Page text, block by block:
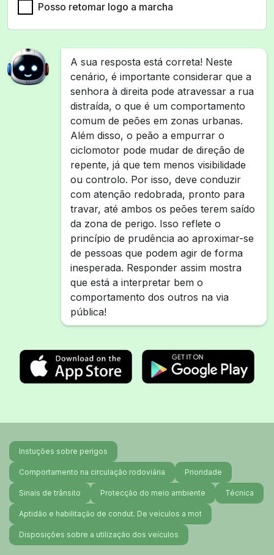
Posso retomar logo a marcha
A sua resposta está correta! Neste
cenário, é importante considerar que a
senhora à direita pode atravessar a rua
distraída, o que é um comportamento
comum de peões em zonas urbanas.
Além disso, o peão a empurrar o
ciclomotor pode mudar de direção de
repente, já que tem menos visibilidade
ou controlo. Por isso, deve conduzir
com atenção redobrada, pronto para
travar, até ambos os peões terem saído
da zona de perigo. Isso reflete o
princípio de prudência ao aproximar-se
de pessoas que podem agir de forma
inesperada. Responder assim mostra
que está a interpretar bem o
comportamento dos outros na via
pública!
Instuções sobre perigos
Comportamento na circulação rodoviária Prioridade
Sinais de trânsito Protecção do meio ambiente Técnica
Aptidão e habilitação de condut. De veículos a mot
Disposições sobre a utilização dos veículos